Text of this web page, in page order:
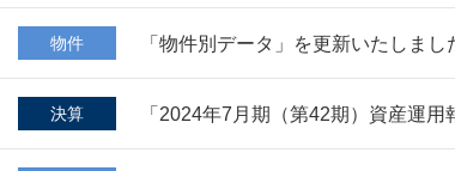
物件 「物件別データ」を更新いたしまし
決算 「2024年7月期（第42期）資産運用